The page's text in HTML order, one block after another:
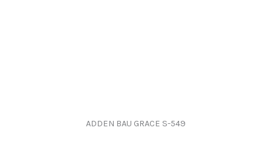
ADDEN BAU GRACE S-549